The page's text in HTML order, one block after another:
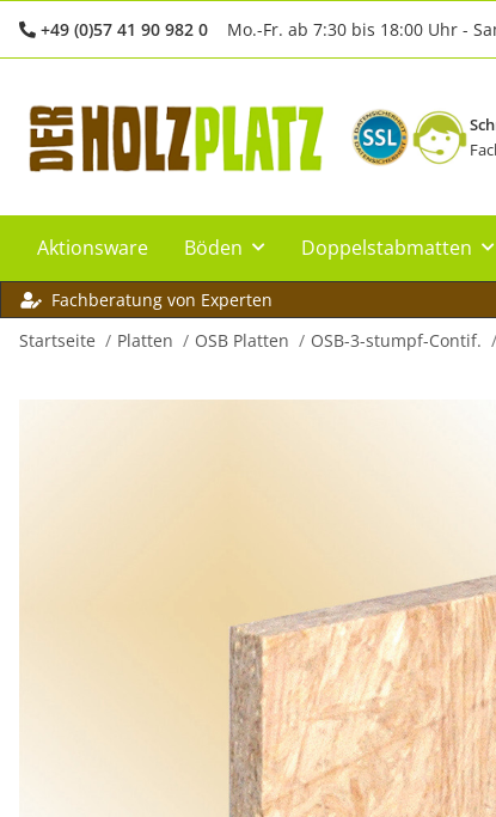
+49 (0)57 41 90 982 0 Mo.-Fr. ab 7:30 bis 18:00 Uhr -
Aktionsware Böden Doppelstabmatten
Fachberatung von Experten
Startseite
Platten OSB Platten OSB-3-stumpf-Contif.